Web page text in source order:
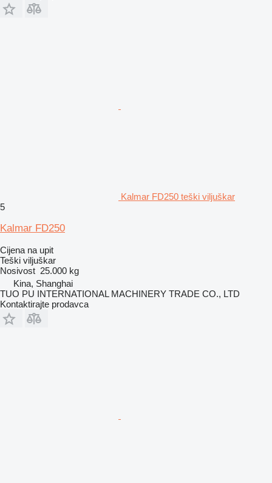
Kalmar FD250 teški viljuškar
5
Kalmar FD250
Cijena na upit
Teški viljuškar
Nosivost 25.000 kg
Kina, Shanghai
TUO PU INTERNATIONAL MACHINERY TRADE CO., LTD
Kontaktirajte prodavca